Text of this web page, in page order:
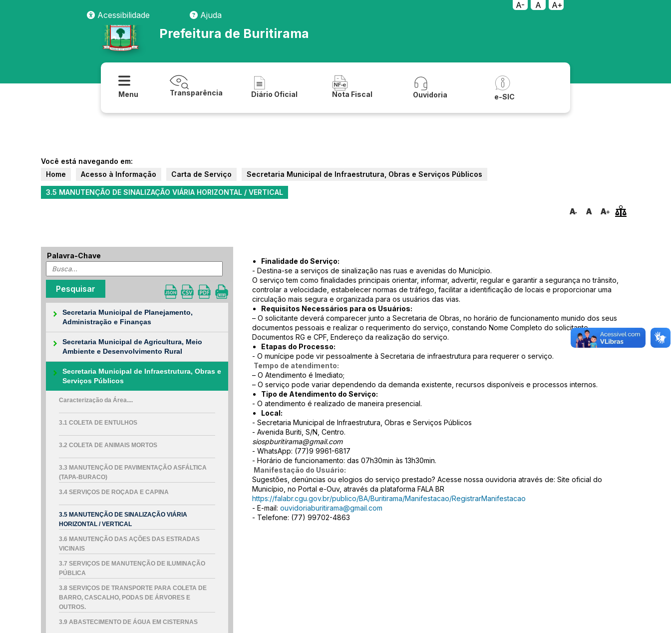
A- A
A+
Acessibilidade
Ajuda
Prefeitura de Buritirama
Menu Transparência Diário Oficial Nota Fiscal Ouvidoria e-SIC
Você está navegando em:
Home
Acesso à Informação Carta de Serviço Secretaria Municipal de Infraestrutura, Obras e Serviços Públicos
3.5 MANUTENÇÃO DE SINALIZAÇÃO VIÁRIA HORIZONTAL / VERTICAL
Palavra-Chave
Secretaria Municipal de Planejamento,
Administração e Finanças
Secretaria Municipal de Agricultura, Meio
Ambiente e Desenvolvimento Rural
Secretaria Municipal de Infraestrutura, Obras e
Serviços Públicos
Caracterização da Área....
3.1 COLETA DE ENTULHOS
3.2 COLETA DE ANIMAIS MORTOS
3.3 MANUTENÇÃO DE PAVIMENTAÇÃO ASFÁLTICA
(TAPA-BURACO)
3.4 SERVIÇOS DE ROÇADA E CAPINA
3.5 MANUTENÇÃO DE SINALIZAÇÃO VIÁRIA
HORIZONTAL / VERTICAL
3.6 MANUTENÇÃO DAS AÇÕES DAS ESTRADAS
VICINAIS
3.7 SERVIÇOS DE MANUTENÇÃO DE ILUMINAÇÃO
PÚBLICA
3.8 SERVIÇOS DE TRANSPORTE PARA COLETA DE
BARRO, CASCALHO, PODAS DE ÁRVORES E
OUTROS.
3.9 ABASTECIMENTO DE ÁGUA EM CISTERNAS
Finalidade do Serviço:
- Destina-se a serviços de sinalização nas ruas e avenidas do Município.
O serviço tem como finalidades principais orientar, informar, advertir, regular e garantir a segurança no trânsito,
controlar a velocidade, estabelecer normas de tráfego, facilitar a identificação de locais e proporcionar uma
circulação mais segura e organizada para os usuários das vias.
Requisitos Necessários para os Usuários:
– O solicitante deverá comparecer junto a Secretaria de Obras, no horário de funcionamento munido dos seus
documentos pessoais e realizar o requerimento do serviço, constando Nome Completo do solicitante,
Documentos RG e CPF, Endereço da realização do serviço.
Etapas do Processo:
- O munícipe pode vir pessoalmente à Secretaria de infraestrutura para requerer o serviço.
Tempo de atendimento:
– O Atendimento é Imediato;
– O serviço pode variar dependendo da demanda existente, recursos disponíveis e processos internos.
Tipo de Atendimento do Serviço:
- O atendimento é realizado de maneira presencial.
Local:
- Secretaria Municipal de Infraestrutura, Obras e Serviços Públicos
- Avenida Buriti, S/N, Centro.
siospburitirama@gmail.com
- WhatsApp: (77)9 9961-6817
- Horário de funcionamento: das 07h30min às 13h30min.
Manifestação do Usuário:
Sugestões, denúncias ou elogios do serviço prestado? Acesse nossa ouvidoria através de: Site oficial do
Município, no Portal e-Ouv, através da plataforma FALA BR
https://falabr.cgu.gov.br/publico/BA/Buritirama/Manifestacao/RegistrarManifestacao
- E-mail: ouvidoriaburitirama@gmail.com
- Telefone: (77) 99702-4863